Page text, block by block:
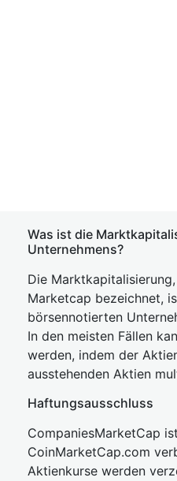
Was ist die
Unternehmens?
Die
Marketcap bezeichnet,
börsennotierten
In den meisten Fällen
werden, indem der
ausstehenden Aktien
Haftungsausschluss
CompaniesMarketCap
CoinMarketCap.com
Aktienkurse werden